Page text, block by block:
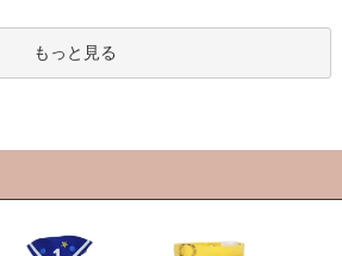
もっと見る